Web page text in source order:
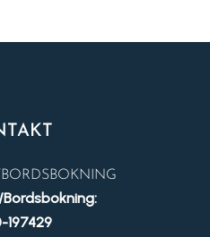
197429